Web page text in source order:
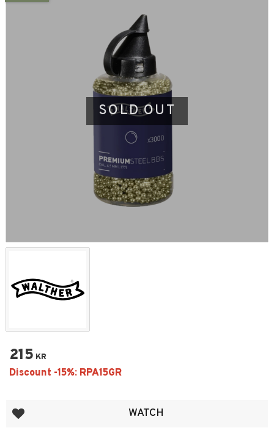
SOLD OUT
215 KR
Add to favorites WATCH